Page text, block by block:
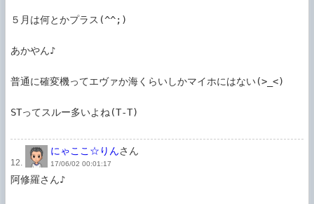
５月は何とかプラス(^^;)
あかやん♪
普通に確変機ってエヴァか海くらいしかマイホにはない(>_<)
STってスルー多いよね(T-T)
12.
にゃここ☆りんさん
17/06/02 00:01:17
阿修羅さん♪